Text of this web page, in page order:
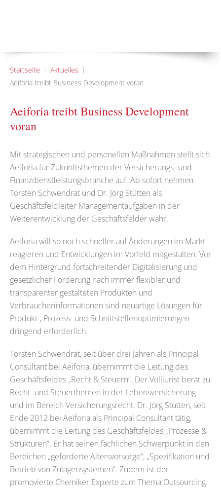
Startseite
Aktuelles
Aeiforia treibt Business Development voran
Aeiforia treibt Business Development
voran
Mit strategischen und personellen Maßnahmen stellt sich
Aeiforia für Zukunftsthemen der Versicherungs- und
Finanzdienstleistungsbranche auf. Ab sofort nehmen
Torsten Schwendrat und Dr. Jörg Stütten als
Geschäftsfeldleiter Managementaufgaben in der
Weiterentwicklung der Geschäftsfelder wahr.
Aeiforia will so noch schneller auf Änderungen im Markt
reagieren und Entwicklungen im Vorfeld mitgestalten. Vor
dem Hintergrund fortschreitender Digitalisierung und
gesetzlicher Forderung nach immer flexibler und
transparenter gestalteten Produkten und
Verbraucherinformationen sind neuartige Lösungen für
Produkt-, Prozess- und Schnittstellenoptimierungen
dringend erforderlich.
Torsten Schwendrat, seit über drei Jahren als Principal
Consultant bei Aeiforia, übernimmt die Leitung des
Geschäftsfeldes „Recht & Steuern“. Der Volljurist berät zu
Recht- und Steuerthemen in der Lebensversicherung
und im Bereich Versicherungsrecht. Dr. Jörg Stütten, seit
Ende 2012 bei Aeiforia als Principal Consultant tätig,
übernimmt die Leitung des Geschäftsfeldes „Prozesse &
Strukturen“. Er hat seinen fachlichen Schwerpunkt in den
Bereichen „geförderte Altersvorsorge“, „Spezifikation und
Betrieb von Zulagensystemen“. Zudem ist der
promovierte Chemiker Experte zum Thema Outsourcing.